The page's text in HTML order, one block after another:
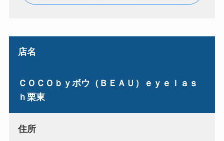
店名
ＣＯＣＯｂｙボウ（ＢＥＡＵ）ｅｙｅｌａｓ
ｈ栗東
住所